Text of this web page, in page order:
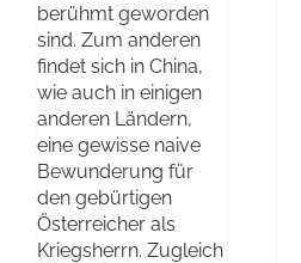
berühmt geworden
sind. Zum anderen
findet sich in China,
wie auch in einigen
anderen Ländern,
eine gewisse naive
Bewunderung für
den gebürtigen
Österreicher als
Kriegsherrn. Zugleich